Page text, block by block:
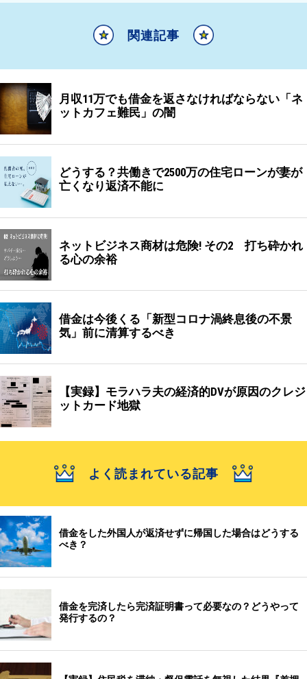
関連記事
月収11万でも借金を返さなければならない「ネ
ットカフェ難民」の闇
どうする？共働きで2500万の住宅ローンが妻が
亡くなり返済不能に
ネットビジネス商材は危険! その2 打ち砕かれ
る心の余裕
借金は今後くる「新型コロナ渦終息後の不景
気」前に清算するべき
【実録】モラハラ夫の経済的DVが原因のクレジ
ットカード地獄
よく読まれている記事